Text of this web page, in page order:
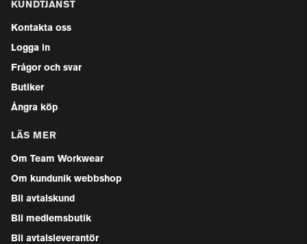
KUNDTJÄNST
Kontakta oss
Logga in
Frågor och svar
Butiker
Ångra köp
LÄS MER
Om Team Workwear
Om kundunik webbshop
Bli avtalskund
Bli medlemsbutik
Bli avtalsleverantör